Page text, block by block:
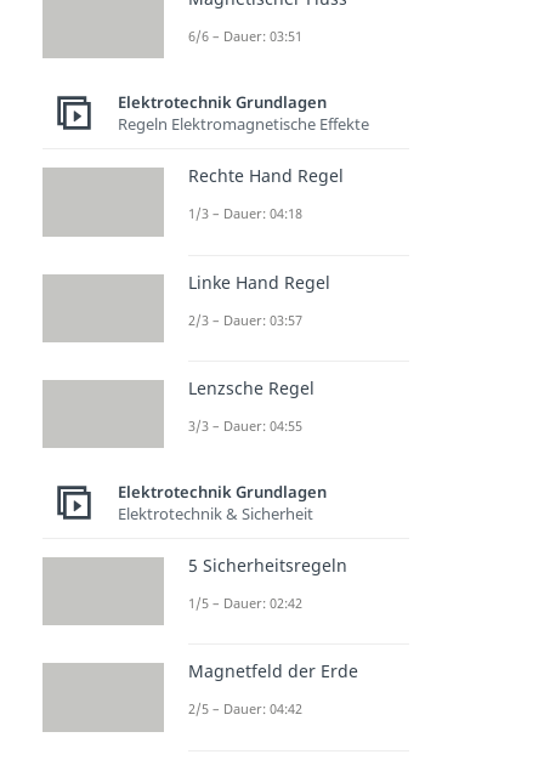
6/6 – Dauer: 03:51
Elektrotechnik Grundlagen
Regeln Elektromagnetische Effekte
Rechte Hand Regel
1/3 – Dauer: 04:18
Linke Hand Regel
2/3 – Dauer: 03:57
Lenzsche Regel
3/3 – Dauer: 04:55
Elektrotechnik Grundlagen
Elektrotechnik & Sicherheit
5 Sicherheitsregeln
1/5 – Dauer: 02:42
Magnetfeld der Erde
2/5 – Dauer: 04:42